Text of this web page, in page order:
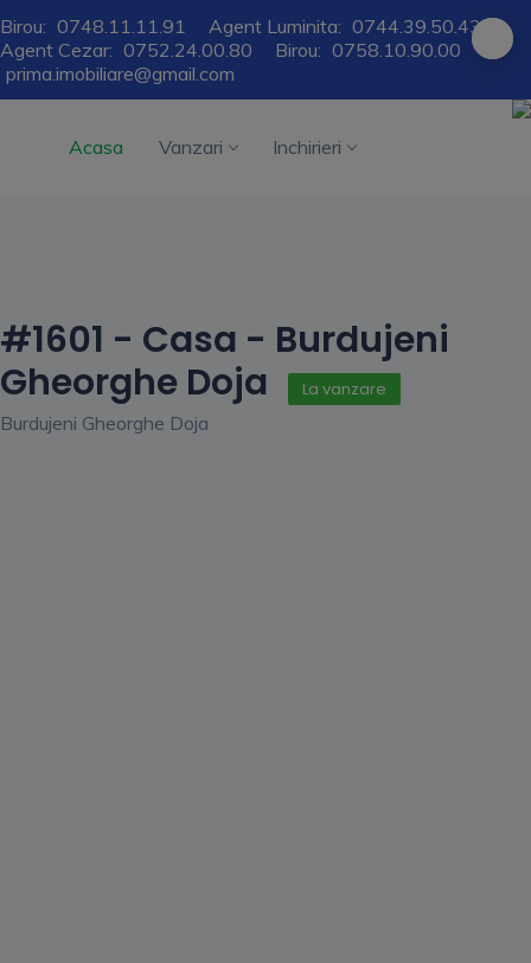
Birou: 0748.11.11.91 Agent Luminita: 0744.39.50.43
Agent Cezar: 0752.24.00.80 Birou: 0758.10.90.00
prima.imobiliare@gmail.com
Acasa Vanzari Inchirieri
#1601 - Casa - Burdujeni
Gheorghe Doja
La vanzare
Burdujeni Gheorghe Doja